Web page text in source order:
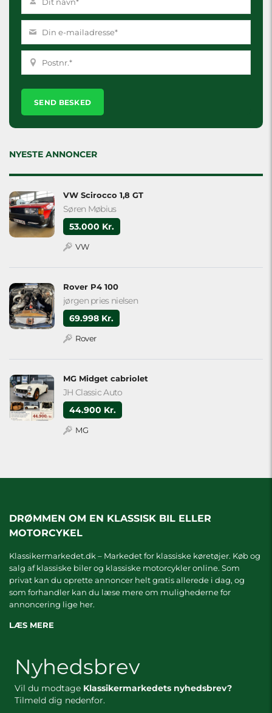
Please
leave
empty.
NYESTE ANNONCER
VW Scirocco 1,8 GT
Søren Møbius
53.000 Kr.
VW
Rover P4 100
jørgen pries nielsen
69.998 Kr.
Rover
MG Midget cabriolet
JH Classic Auto
44.900 Kr.
MG
DRØMMEN OM EN KLASSISK BIL ELLER
MOTORCYKEL
Klassikermarkedet.dk – Markedet for klassiske køretøjer. Køb og
salg af klassiske biler og klassiske motorcykler online. Som
privat kan du oprette annoncer helt gratis allerede i dag, og
som forhandler kan du læse mere om mulighederne for
annoncering lige her.
LÆS MERE
Nyhedsbrev
Vil du modtage Klassikermarkedets nyhedsbrev?
Tilmeld dig nedenfor.